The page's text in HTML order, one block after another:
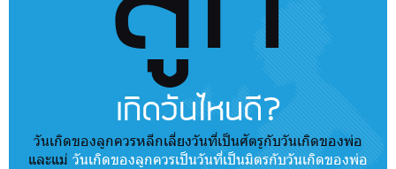
เกิดวันไหนดี?
วันเกิดของลูกควรหลีกเลี่ยงวันที่เป็นศัตรูกับวันเกิดของพ่อ
และแม่ วันเกิดของลูกควรเป็นวันที่เป็นมิตรกับวันเกิดของพ่อ